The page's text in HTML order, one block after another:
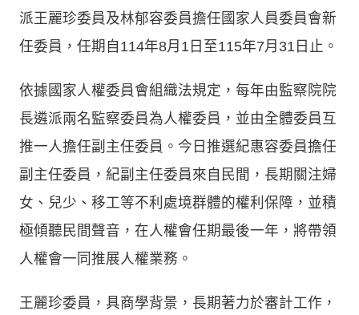
派王麗珍委員及林郁容委員擔任國家人員委員會新
任委員，任期自114年8月1日至115年7月31日止。
依據國家人權委員會組織法規定，每年由監察院院
長遴派兩名監察委員為人權委員，並由全體委員互
推一人擔任副主任委員。今日推選紀惠容委員擔任
副主任委員，紀副主任委員來自民間，長期關注婦
女、兒少、移工等不利處境群體的權利保障，並積
極傾聽民間聲音，在人權會任期最後一年，將帶領
人權會一同推展人權業務。
王麗珍委員，具商學背景，長期著力於審計工作，